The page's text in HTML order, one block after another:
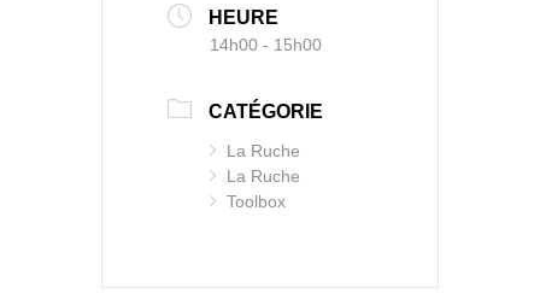
HEURE
14h00 - 15h00
CATÉGORIE
La Ruche
La Ruche
Toolbox